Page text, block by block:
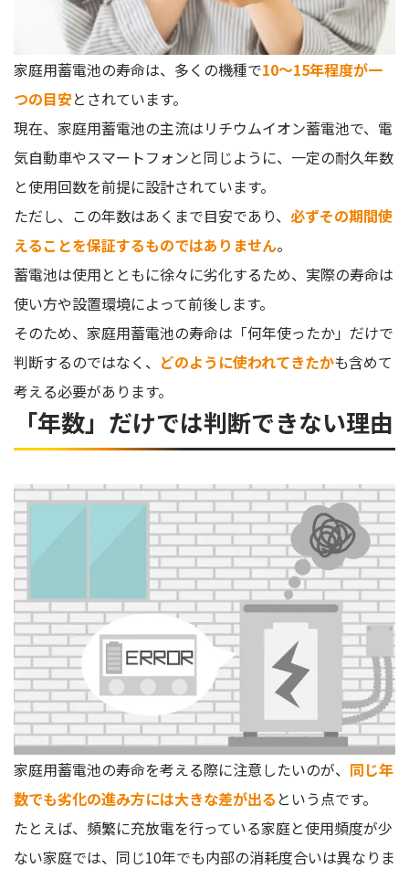
家庭用蓄電池の寿命は、多くの機種で10〜15年程度が一
つの目安とされています。
現在、家庭用蓄電池の主流はリチウムイオン蓄電池で、電
気自動車やスマートフォンと同じように、一定の耐久年数
と使用回数を前提に設計されています。
ただし、この年数はあくまで目安であり、 必ずその期間使
えることを保証するものではありません。
蓄電池は使用とともに徐々に劣化するため、実際の寿命は
使い方や設置環境によって前後します。
そのため、家庭用蓄電池の寿命は「何年使ったか」だけで
判断するのではなく、 どのように使われてきたかも含めて
考える必要があります。
「年数」だけでは判断できない理由
家庭用蓄電池の寿命を考える際に注意したいのが、 同じ年
数でも劣化の進み方には大きな差が出る という点です。
たとえば、頻繁に充放電を行っている家庭と使用頻度が少
ない家庭では、同じ10年でも内部の消耗度合いは異なりま